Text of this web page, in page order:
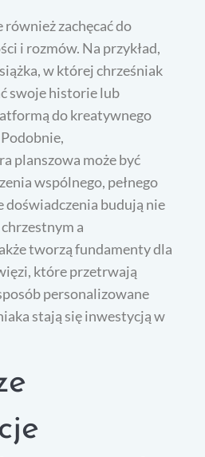
również zachęcać do
i rozmów. Na przykład,
w której chrześniak
swoje historie lub
do kreatywnego
planszowa może być
wspólnego, pełnego
doświadczenia budują nie
a
tworzą fundamenty dla
które przetrwają
personalizowane
stają się inwestycją w